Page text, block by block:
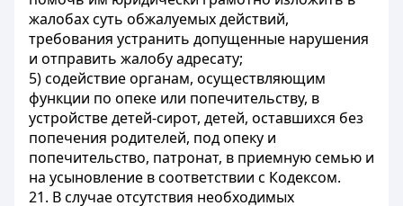
жалобах суть обжалуемых действий,
требования устранить допущенные нарушения
и отправить жалобу адресату;
5) содействие органам, осуществляющим
функции по опеке или попечительству, в
устройстве детей-сирот, детей, оставшихся без
попечения родителей, под опеку и
попечительство, патронат, в приемную семью и
на усыновление в соответствии с Кодексом.
21. В случае отсутствия необходимых